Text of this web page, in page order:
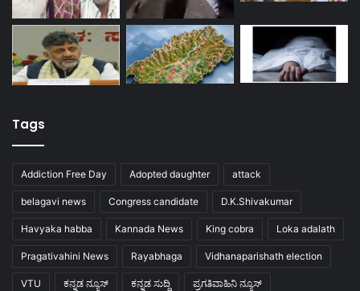
Tags
Addiction Free Day Adopted daughter attack
belagavi news Congress candidate D.K.Shivakumar
Havyaka habba Kannada News King cobra Loka adalath
Pragativahini News Rayabhaga Vidhanaparishath election
VTU ಕನ್ನಡ ನ್ಯೂಸ್ ಕನ್ನಡ ಸುದ್ದಿ ಪ್ರಗತಿವಾಹಿನಿ ನ್ಯೂಸ್